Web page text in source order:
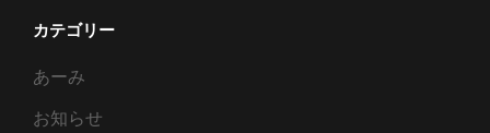
カテゴリー
あーみ
お知らせ